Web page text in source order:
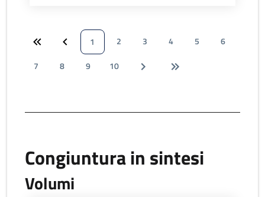
1 2 3 4 5
6
7
8 9 10
Congiuntura in sintesi
Volumi